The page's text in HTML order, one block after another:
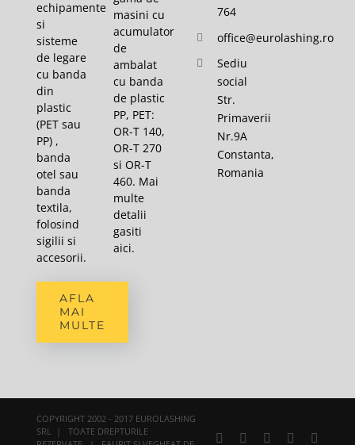
echipamente
si
sisteme
de legare
cu banda
din
plastic
(PET sau
PP) ,
banda
otel sau
banda
textila,
folosind
sigilii si
accesorii.
AFLA
MAI
MULTE
masini cu
acumulator
de
ambalat
cu banda
de plastic
PP, PET:
OR-T 140,
OR-T 270
si OR-T
460. Mai
multe
detalii
gasiti
aici.
764
office@eurolashing.ro
Sediu
social
Str.
Primaverii
Nr.9A
Constanta,
Romania
COPYRIGHT 2002 - 2017 EUROLASHING
SRL | TOATE DREPTURILE
Facebook YouTube
Rss